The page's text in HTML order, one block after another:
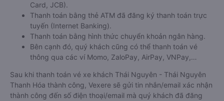
Card, JCB).
Thanh toán bằng thẻ ATM đã đăng ký thanh toán trực
tuyến (Internet Banking).
Thanh toán bằng hình thức chuyển khoản ngân hàng.
Bên cạnh đó, quý khách cũng có thể thanh toán vé
thông qua các ví Momo, ZaloPay, AirPay, VNPay,…
Sau khi thanh toán vé xe khách Thái Nguyên - Thái Nguyên
Thanh Hóa thành công, Vexere sẽ gửi tin nhắn/email xác nhận
thành công đến số điện thoại/email mà quý khách đã đăng